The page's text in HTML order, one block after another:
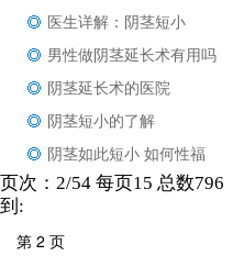
医生详解：阴茎短小
男性做阴茎延长术有用吗
阴茎延长术的医院
阴茎短小的了解
阴茎如此短小 如何性福
页次：2/54 每页15 总数796
到: